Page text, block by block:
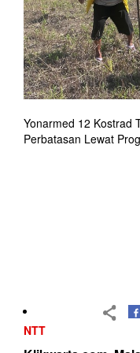
Yonarmed 12 Kostrad
Perbatasan Lewat
NTT